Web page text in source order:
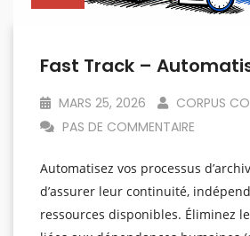
MARS 25, 2026
CORPUS
PAS DE COMMENTAIRE
Automatisez vos processus
d’assurer leur continuité,
ressources disponibles. Éliminez